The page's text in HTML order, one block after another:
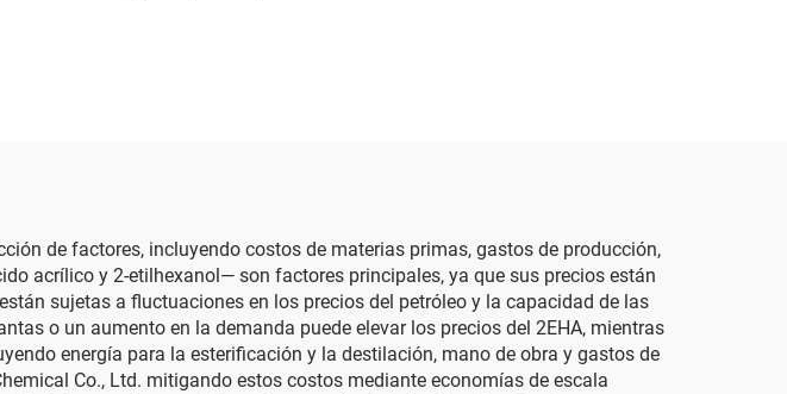
de factores, incluyendo costos de materias primas, gastos de producción,
acrílico y 2-etilhexanol— son factores principales, ya que sus precios están
sujetas a fluctuaciones en los precios del petróleo y la capacidad de las
o un aumento en la demanda puede elevar los precios del 2EHA, mientras
energía para la esterificación y la destilación, mano de obra y gastos de
Co., Ltd. mitigando estos costos mediante economías de escala